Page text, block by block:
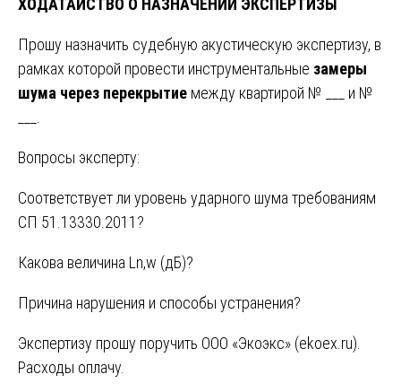
ХОДАТАЙСТВО О НАЗНАЧЕНИИ ЭКСПЕРТИЗЫ
Прошу назначить судебную акустическую экспертизу, в
рамках которой провести инструментальные замеры
шума через перекрытие между квартирой № ___ и №
___.
Вопросы эксперту:
Соответствует ли уровень ударного шума требованиям
СП 51.13330.2011?
Какова величина Ln,w (дБ)?
Причина нарушения и способы устранения?
Экспертизу прошу поручить ООО «Экоэкс» (ekoex.ru).
Расходы оплачу.